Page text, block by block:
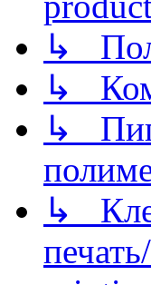
↳
↳
↳
↳